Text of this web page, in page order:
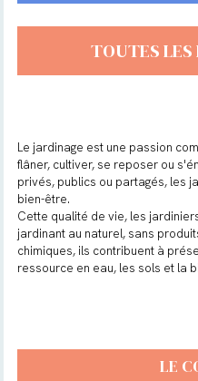
TOUTES LES
Le jardinage est une passion
flâner, cultiver, se reposer ou
privés, publics ou partagés, les
bien-être.
Cette qualité de vie, les
jardinant au naturel, sans
chimiques, ils contribuent à
ressource en eau, les sols et la
LE